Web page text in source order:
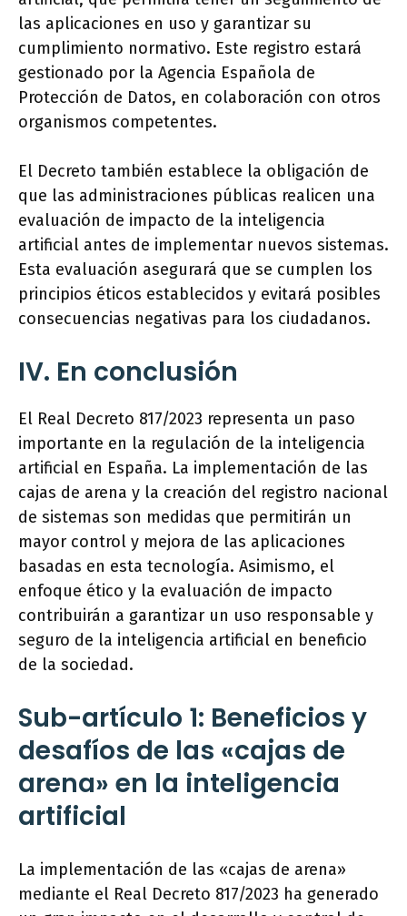
las aplicaciones en uso y garantizar su
cumplimiento normativo. Este registro estará
gestionado por la Agencia Española de
Protección de Datos, en colaboración con otros
organismos competentes.
El Decreto también establece la obligación de
que las administraciones públicas realicen una
evaluación de impacto de la inteligencia
artificial antes de implementar nuevos sistemas.
Esta evaluación asegurará que se cumplen los
principios éticos establecidos y evitará posibles
consecuencias negativas para los ciudadanos.
IV. En conclusión
El Real Decreto 817/2023 representa un paso
importante en la regulación de la inteligencia
artificial en España. La implementación de las
cajas de arena y la creación del registro nacional
de sistemas son medidas que permitirán un
mayor control y mejora de las aplicaciones
basadas en esta tecnología. Asimismo, el
enfoque ético y la evaluación de impacto
contribuirán a garantizar un uso responsable y
seguro de la inteligencia artificial en beneficio
de la sociedad.
Sub-artículo 1: Beneficios y
desafíos de las «cajas de
arena» en la inteligencia
artificial
La implementación de las «cajas de arena»
mediante el Real Decreto 817/2023 ha generado